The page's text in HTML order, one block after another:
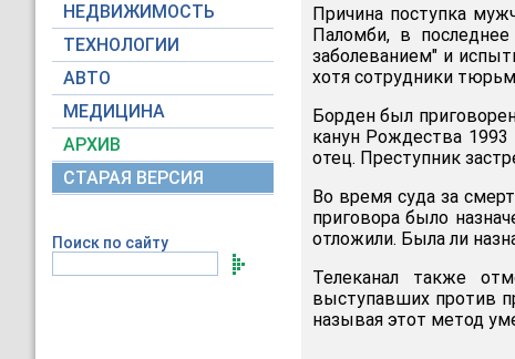
НЕДВИЖИМОСТЬ
ТЕХНОЛОГИИ
АВТО
МЕДИЦИНА
АРХИВ
СТАРАЯ ВЕРСИЯ
Поиск по сайту
Причина поступка
Паломби, в
заболеванием" и
хотя сотрудники
Борден был
канун Рождества
отец. Преступник
Во время суда за
приговора было
отложили. Была ли
Телеканал также
выступавших против
называя этот метод